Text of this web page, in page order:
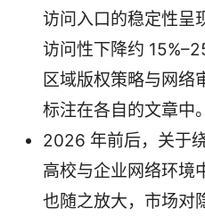
访问入口的稳定性呈
访问性下降约
区域版权策略与网络
标注在各自的文章中。
2026 年前后，关于
高校与企业网络环境
也随之放大，市场对